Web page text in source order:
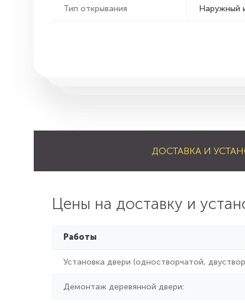
Тип открывания Наружный
ДОСТАВКА И
Цены на доставку и
Работы
Установка двери (одностворчатой,
Демонтаж деревянной двери: